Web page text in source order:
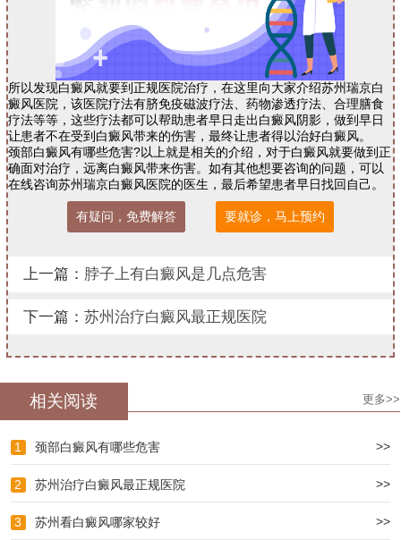
所以发现白癜风就要到正规医院治疗，在这里向大家介绍苏州瑞京白
癜风医院，该医院疗法有脐免疫磁波疗法、药物渗透疗法、合理膳食
疗法等等，这些疗法都可以帮助患者早日走出白癜风阴影，做到早日
让患者不在受到白癜风带来的伤害，最终让患者得以治好白癜风。
颈部白癜风有哪些危害?以上就是相关的介绍，对于白癜风就要做到正
确面对治疗，远离白癜风带来伤害。如有其他想要咨询的问题，可以
在线咨询苏州瑞京白癜风医院的医生，最后希望患者早日找回自己。
有疑问，免费解答 要就诊，马上预约
上一篇： 脖子上有白癜风是几点危害
下一篇： 苏州治疗白癜风最正规医院
相关阅读 更多>>
1 颈部白癜风有哪些危害 >>
2 苏州治疗白癜风最正规医院 >>
3 苏州看白癜风哪家较好 >>